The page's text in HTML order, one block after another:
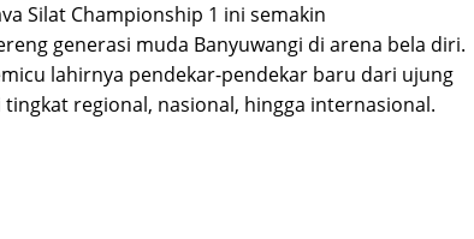
Silat Championship 1 ini semakin
generasi muda Banyuwangi di arena bela diri.
lahirnya pendekar-pendekar baru dari ujung
regional, nasional, hingga internasional.